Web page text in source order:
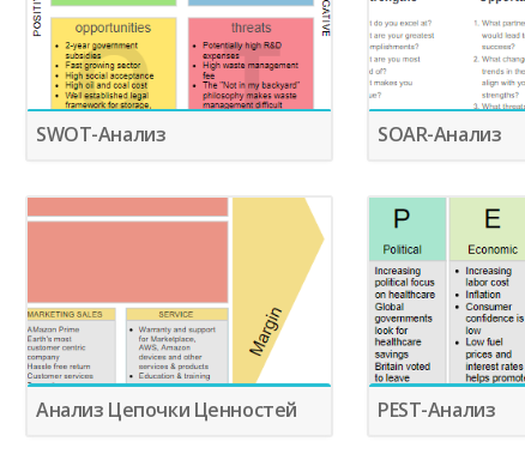
SWOT-Анализ SOAR-Анализ
Анализ Цепочки Ценностей PEST-Анализ